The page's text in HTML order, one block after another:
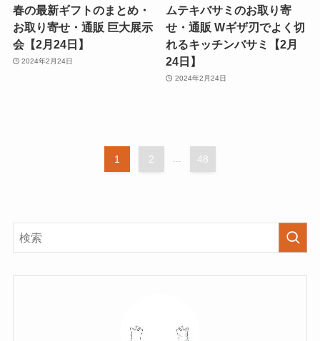
春の最新ギフトのまとめ・
お取り寄せ・通販 巨大展示
会【2月24日】
2024年2月24日
ムテキバサミのお取り寄
せ・通販 Wギザ刃でよく切
れるキッチンバサミ【2月
24日】
2024年2月24日
1 2 ... 48